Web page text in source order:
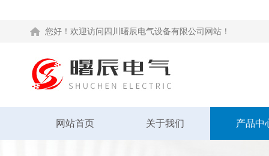
您好！欢迎访问四川曙辰电气设备有限公司网站！
网站首页 关于我们 产品中